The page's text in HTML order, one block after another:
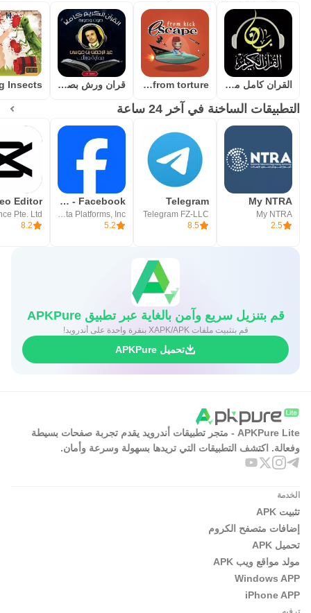
القران كامل مسموع مشروح بدن نت escape from torture قران ورش بصوت عبدالرحمن بنموسى
التطبيقات الساخنة في آخر 24 ساعة
My NTRA
My NTRA
2.5
Telegram
Telegram FZ-LLC
8.5
Facebook - فيسبوك
5.2
8.2
قم بتنزيل سريع وآمن بالغاية عبر تطبيق APKPure
قم بتثبيت ملفات XAPK/APK بنقرة واحدة على أندرويد!
تحميل APKPure
APKPure Lite - متجر تطبيقات أندرويد يقدم تجربة صفحات بسيطة
وفعالة. اكتشف التطبيقات التي تريدها بسهولة وسرعة وأمان.
الخدمة
تثبيت APK
إضافات متصفح الكروم
تحميل APK
مولد مواقع ويب APK
Windows APP
iPhone APP